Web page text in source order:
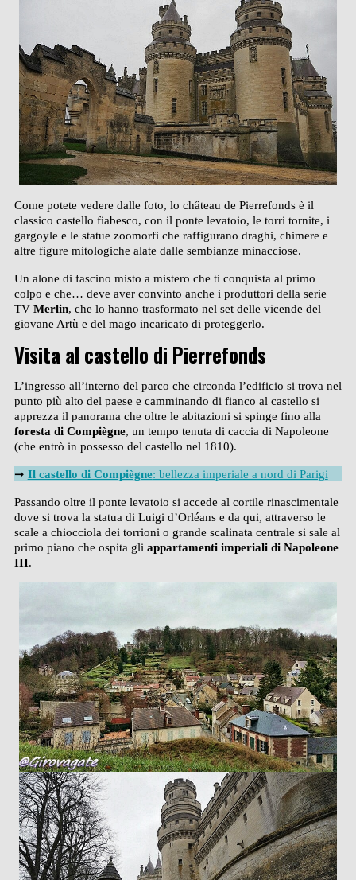
Come potete vedere dalle foto, lo château de Pierrefonds è il
classico castello fiabesco, con il ponte levatoio, le torri tornite, i
gargoyle e le statue zoomorfi che raffigurano draghi, chimere e
altre figure mitologiche alate dalle sembianze minacciose.
Un alone di fascino misto a mistero che ti conquista al primo
colpo e che… deve aver convinto anche i produttori della serie
TV Merlin, che lo hanno trasformato nel set delle vicende del
giovane Artù e del mago incaricato di proteggerlo.
Visita al castello di Pierrefonds
L’ingresso all’interno del parco che circonda l’edificio si trova nel
punto più alto del paese e camminando di fianco al castello si
apprezza il panorama che oltre le abitazioni si spinge fino alla
foresta di Compiègne, un tempo tenuta di caccia di Napoleone
(che entrò in possesso del castello nel 1810).
➞ Il castello di Compiègne: bellezza imperiale a nord di Parigi
Passando oltre il ponte levatoio si accede al cortile rinascimentale
dove si trova la statua di Luigi d’Orléans e da qui, attraverso le
scale a chiocciola dei torrioni o grande scalinata centrale si sale al
primo piano che ospita gli appartamenti imperiali di Napoleone
III.